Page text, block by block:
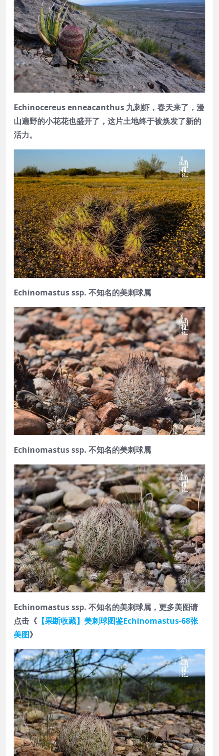
Echinocereus enneacanthus 九刺虾，春天来了，漫
山遍野的小花花也盛开了，这片土地终于被焕发了新的
活力。
Echinomastus ssp. 不知名的美刺球属
Echinomastus ssp. 不知名的美刺球属
Echinomastus ssp. 不知名的美刺球属，更多美图请
点击《 【果断收藏】美刺球图鉴Echinomastus-68张
美图》